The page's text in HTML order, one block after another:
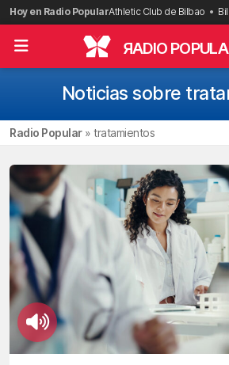
Saltar
al
contenido
Hoy en Radio PopularAthletic Club de Bilbao
RADIO
Noticias sobre
Radio Popular» tratamientos